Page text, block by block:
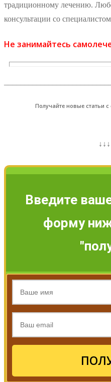
традиционному лечению.
консультации со
Не занимайтесь
Получайте новые статьи
Введите
форму